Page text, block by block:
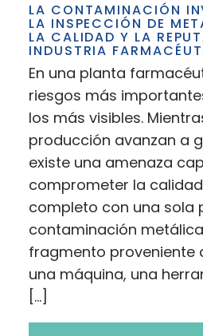
LA CONTAMINACIÓN
LA INSPECCIÓN DE
LA CALIDAD Y LA
INDUSTRIA
En una planta
riesgos más
los más visibles.
producción avanzan a
existe una amenaza
comprometer la
completo con una sola
contaminación
fragmento proveniente
una máquina, una
[…]